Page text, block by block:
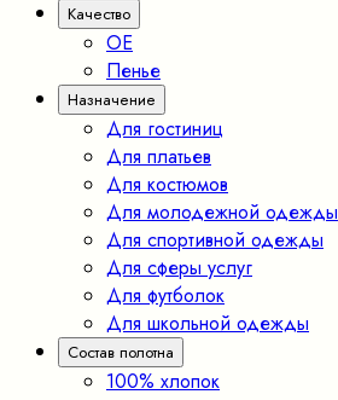
Качество
OE
Пенье
Назначение
Для гостиниц
Для платьев
Для костюмов
Для молодежной одежды
Для спортивной одежды
Для сферы услуг
Для футболок
Для школьной одежды
Состав полотна
100% хлопок